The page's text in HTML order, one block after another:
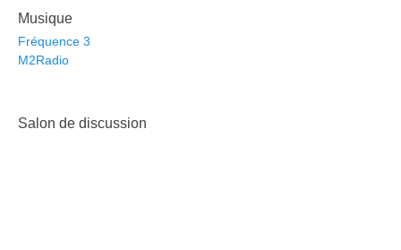
Musique
Fréquence 3
M2Radio
Salon de discussion